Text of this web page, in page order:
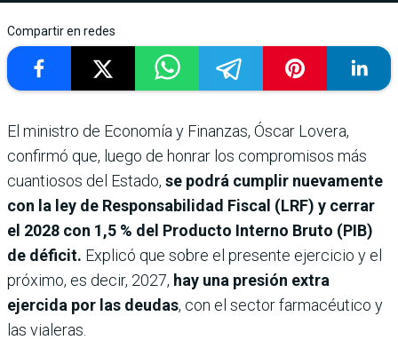
Compartir en redes
El ministro de Economía y Finanzas, Óscar Lovera,
confirmó que, luego de honrar los compromisos más
cuantiosos del Estado, se podrá cumplir nuevamente
con la ley de Responsabilidad Fiscal (LRF) y cerrar
el 2028 con 1,5 % del Producto Interno Bruto (PIB)
de déficit. Explicó que sobre el presente ejercicio y el
próximo, es decir, 2027, hay una presión extra
ejercida por las deudas, con el sector farmacéutico y
las vialeras.